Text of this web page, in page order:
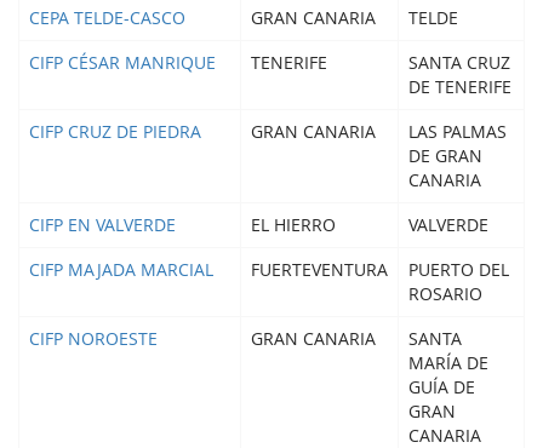
CEPA TELDE-CASCO GRAN CANARIA
TELDE
CIFP CÉSAR MANRIQUE
TENERIFE
SANTA CRUZ
DE TENERIFE
CIFP CRUZ DE PIEDRA
GRAN CANARIA
LAS PALMAS
DE GRAN
CANARIA
CIFP EN VALVERDE
EL HIERRO
VALVERDE
CIFP MAJADA MARCIAL
FUERTEVENTURA
PUERTO DEL
ROSARIO
CIFP NOROESTE
GRAN CANARIA
SANTA
MARÍA DE
GUÍA DE
GRAN
CANARIA